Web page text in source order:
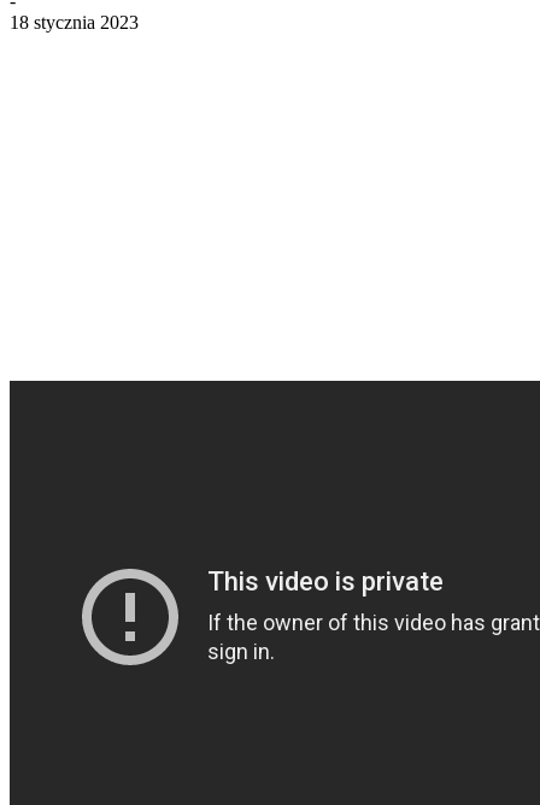
18 stycznia 2023